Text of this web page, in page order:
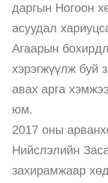
даргын Ногоон
асуудал
Агаарын
хэрэгжүүлж буй
авах арга
юм.
2017 оны
Нийслэлийн
захирамжаар